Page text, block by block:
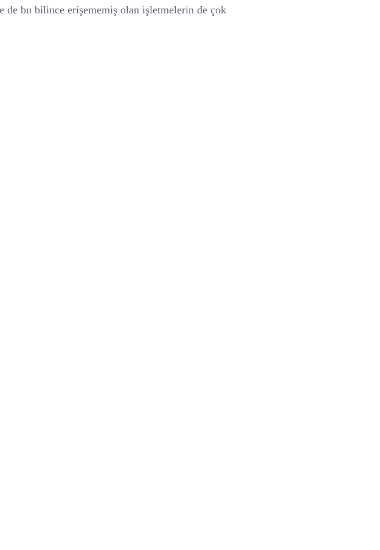
de bu bilince erişememiş olan işletmelerin de çok